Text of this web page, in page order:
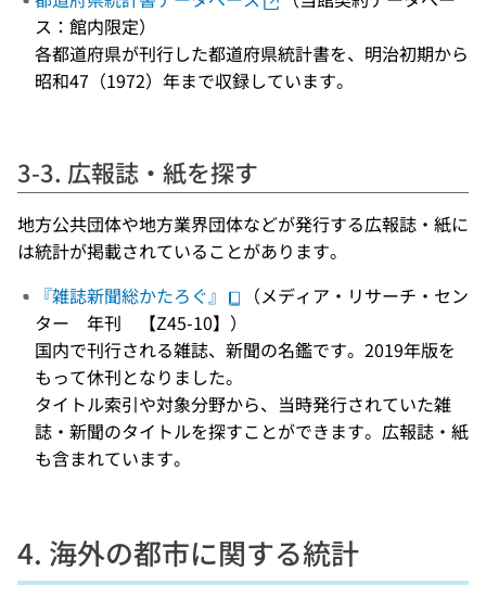
ス：館内限定）
各都道府県が刊行した都道府県統計書を、明治初期から
昭和47（1972）年まで収録しています。
3-3. 広報誌・紙を探す
地方公共団体や地方業界団体などが発行する広報誌・紙に
は統計が掲載されていることがあります。
『雑誌新聞総かたろぐ』
（メディア・リサーチ・セン
ター 年刊 【Z45-10】）
国内で刊行される雑誌、新聞の名鑑です。2019年版を
もって休刊となりました。
タイトル索引や対象分野から、当時発行されていた雑
誌・新聞のタイトルを探すことができます。広報誌・紙
も含まれています。
4. 海外の都市に関する統計